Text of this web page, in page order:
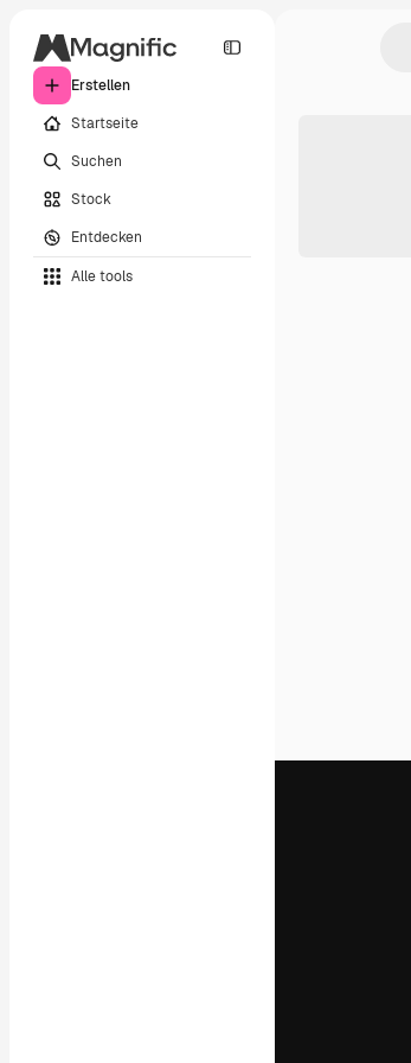
Erstellen
Startseite
Suchen
Stock
Entdecken
Alle tools